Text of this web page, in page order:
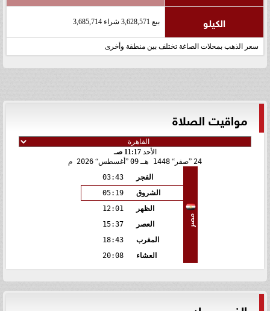
الكيلو بيع 3,628,571 شراء 3,685,714
سعر الذهب بمحلات الصاغة تختلف بين منطقة وأخرى
مواقيت الصلاة
الأحد11:17 صـ
24 صفر 1448 هـ 09 أغسطس 2026 م
مصر
الفجر
03:43
الشروق
05:19
الظهر
12:01
العصر
15:37
المغرب
18:43
العشاء
20:08